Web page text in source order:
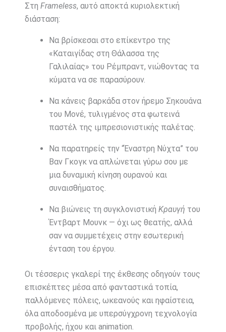
Στη Frameless, αυτό αποκτά κυριολεκτική
διάσταση:
Να βρίσκεσαι στο επίκεντρο της
«Καταιγίδας στη Θάλασσα της
Γαλιλαίας» του Ρέμπραντ, νιώθοντας τα
κύματα να σε παρασύρουν.
Να κάνεις βαρκάδα στον ήρεμο Σηκουάνα
του Μονέ, τυλιγμένος στα φωτεινά
παστέλ της ιμπρεσιονιστικής παλέτας.
Να παρατηρείς την “Έναστρη Νύχτα” του
Βαν Γκογκ να απλώνεται γύρω σου με
μια δυναμική κίνηση ουρανού και
συναισθήματος.
Να βιώνεις τη συγκλονιστική Κραυγή του
Έντβαρτ Μουνκ — όχι ως θεατής, αλλά
σαν να συμμετέχεις στην εσωτερική
ένταση του έργου.
Οι τέσσερις γκαλερί της έκθεσης οδηγούν τους
επισκέπτες μέσα από φανταστικά τοπία,
παλλόμενες πόλεις, ωκεανούς και ηφαίστεια,
όλα αποδοσμένα με υπερσύγχρονη τεχνολογία
προβολής, ήχου και animation.